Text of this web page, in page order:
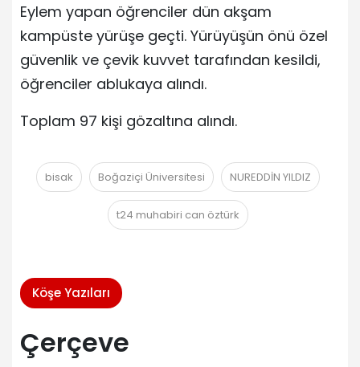
Eylem yapan öğrenciler dün akşam
kampüste yürüşe geçti. Yürüyüşün önü özel
güvenlik ve çevik kuvvet tarafından kesildi,
öğrenciler ablukaya alındı.
Toplam 97 kişi gözaltına alındı.
bisak Boğaziçi Üniversitesi NUREDDİN YILDIZ
t24 muhabiri can öztürk
Köşe Yazıları
Çerçeve